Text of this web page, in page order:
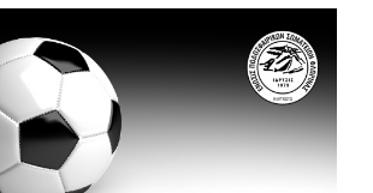
ΕΠΣ
18
&
19/1/2020